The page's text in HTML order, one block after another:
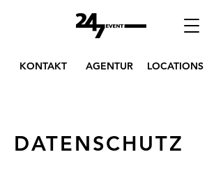
LOCATIONS
AGENTUR
KONTAKT
DATENSCHUTZ